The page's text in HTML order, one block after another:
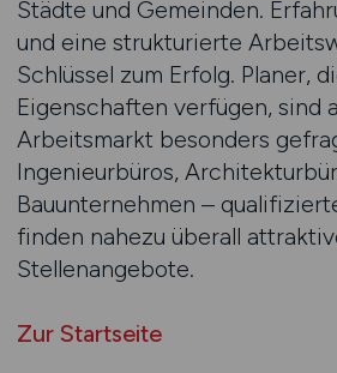
Städte und Gemeinden.
und eine strukturierte
Schlüssel zum Erfolg. Planer,
Eigenschaften verfügen, sind
Arbeitsmarkt besonders
Ingenieurbüros,
Bauunternehmen –
finden nahezu überall
Stellenangebote.
Zur Startseite